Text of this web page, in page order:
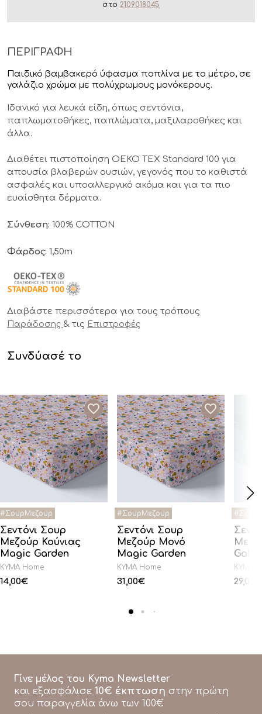
στο 2109018045
ΠΕΡΙΓΡΑΦΗ
Παιδικό βαμβακερό ύφασμα ποπλίνα με το μέτρο, σε
γαλάζιο χρώμα με πολύχρωμους μονόκερους.
Ιδανικό για λευκά είδη, όπως σεντόνια,
παπλωματοθήκες, παπλώματα, μαξιλαροθήκες και
άλλα.
Διαθέτει πιστοποίηση OEKO TEX Standard 100 για
απουσία βλαβερών ουσιών, γεγονός που το καθιστά
ασφαλές και υποαλλεργικό ακόμα και για τα πιο
ευαίσθητα δέρματα.
Σύνθεση: 100% COTTON
Φάρδος: 1,50m
Διαβάστε περισσότερα για τους τρόπους
Παράδοσης & τις Επιστροφές
Συνδύασέ το
Σεντόνι Σουρ
Μεζούρ Κούνιας
Magic Garden
KYMA Home
14,00€
Σεντόνι Σουρ
Μεζούρ Μονό
Magic Garden
KYMA Home
31,00€
KYMA
29,00
Γίνε μέλος του Kyma Newsletter
και εξασφάλισε 10€ έκπτωση στην πρώτη
σου παραγγελία άνω των 100€